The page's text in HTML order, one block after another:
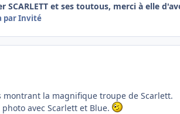
et ses toutous, merci à elle
par Invité
la magnifique troupe de Scarlett.
avec Scarlett et Blue.